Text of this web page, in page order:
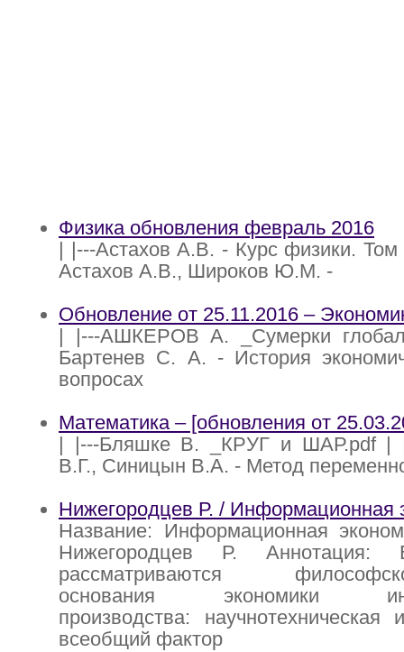
Физика обновления февраль 2016
| |---Астахов А.В. - Курс физики.
Астахов А.В., Широков Ю.М. -
Обновление от 25.11.2016 –
| |---АШКЕРОВ А. _Сумерки
Бартенев С. А. - История
вопросах
Математика – [обновления от
| |---Бляшке В. _КРУГ и ШАР.pdf |
В.Г., Синицын В.А. - Метод
Нижегородцев Р. / Информационная
Название: Информационная
Нижегородцев Р. Аннотация:
рассматриваются философско-
основания экономики
производства:
всеобщий фактор